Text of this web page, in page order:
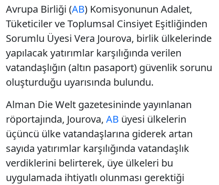
Avrupa Birliği (AB) Komisyonunun Adalet,
Tüketiciler ve Toplumsal Cinsiyet Eşitliğinden
Sorumlu Üyesi Vera Jourova, birlik ülkelerinde
yapılacak yatırımlar karşılığında verilen
vatandaşlığın (altın pasaport) güvenlik sorunu
oluşturduğu uyarısında bulundu.
Alman Die Welt gazetesininde yayınlanan
röportajında, Jourova, AB üyesi ülkelerin
üçüncü ülke vatandaşlarına giderek artan
sayıda yatırımlar karşılığında vatandaşlık
verdiklerini belirterek, üye ülkeleri bu
uygulamada ihtiyatlı olunması gerektiği